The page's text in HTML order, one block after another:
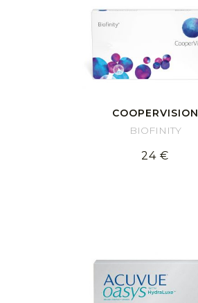
COOPERVISION
BIOFINITY
24 €